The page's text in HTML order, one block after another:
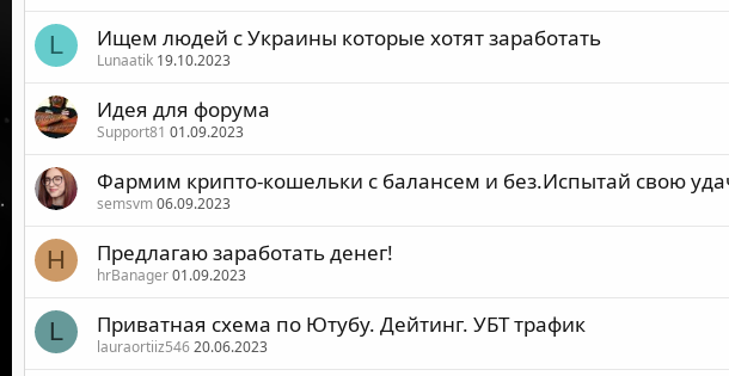
L Ищем людей с Украины которые хотят заработать
Lunaatik 19.10.2023
Идея для форума
Support81 01.09.2023
Фармим крипто-кошельки с балансем и без.Испытай свою
semsvm06.09.2023
H Предлагаю заработать денег!
hrBanager01.09.2023
L Приватная схема по Ютубу. Дейтинг. УБТ трафик
lauraortiiz54620.06.2023